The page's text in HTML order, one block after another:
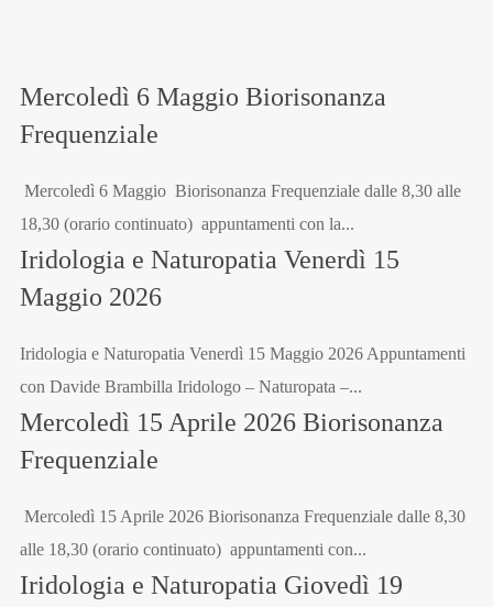
Mercoledì 6 Maggio Biorisonanza
Frequenziale
Mercoledì 6 Maggio Biorisonanza Frequenziale dalle 8,30 alle
18,30 (orario continuato) appuntamenti con la...
Iridologia e Naturopatia Venerdì 15
Maggio 2026
Iridologia e Naturopatia Venerdì 15 Maggio 2026 Appuntamenti
con Davide Brambilla Iridologo – Naturopata –...
Mercoledì 15 Aprile 2026 Biorisonanza
Frequenziale
Mercoledì 15 Aprile 2026 Biorisonanza Frequenziale dalle 8,30
alle 18,30 (orario continuato) appuntamenti con...
Iridologia e Naturopatia Giovedì 19